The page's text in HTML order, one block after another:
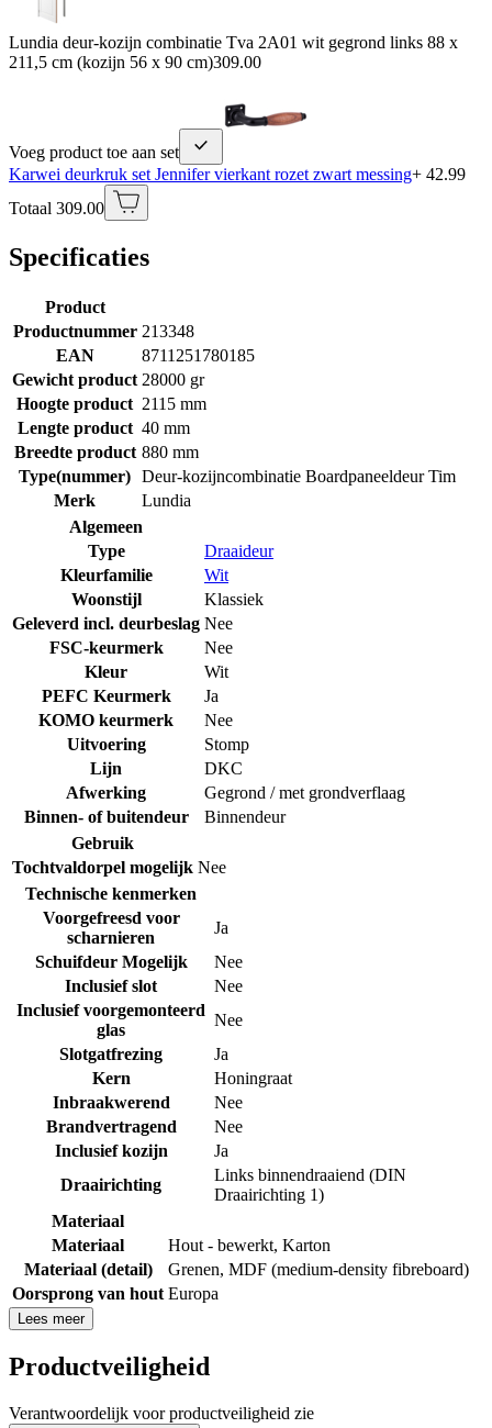
Lundia deur-kozijn combinatie Tva 2A01 wit gegrond links 88 x
211,5 cm (kozijn 56 x 90 cm)309.00
Voeg product toe aan set
Karwei deurkruk set Jennifer vierkant rozet zwart messing+ 42.99
Totaal 309.00
Specificaties
Product
Productnummer 213348
EAN
8711251780185
Gewicht product 28000 gr
Hoogte product 2115 mm
Lengte product 40 mm
Breedte product 880 mm
Type(nummer) Deur-kozijncombinatie Boardpaneeldeur Tim
Merk
Lundia
Algemeen
Type
Draaideur
Kleurfamilie
Wit
Woonstijl
Klassiek
Geleverd incl. deurbeslag Nee
FSC-keurmerk
Nee
Kleur
Wit
PEFC Keurmerk
Ja
KOMO keurmerk
Nee
Uitvoering
Stomp
Lijn
DKC
Afwerking
Gegrond / met grondverflaag
Binnen- of buitendeur
Binnendeur
Gebruik
Tochtvaldorpel mogelijk Nee
Technische kenmerken
Voorgefreesd voor
scharnieren
Ja
Schuifdeur Mogelijk
Nee
Inclusief slot
Nee
Inclusief voorgemonteerd
glas
Nee
Slotgatfrezing
Ja
Kern
Honingraat
Inbraakwerend
Nee
Brandvertragend
Nee
Inclusief kozijn
Ja
Draairichting
Links binnendraaiend (DIN
Draairichting 1)
Materiaal
Materiaal
Hout - bewerkt, Karton
Materiaal (detail)
Grenen, MDF (medium-density fibreboard)
Oorsprong van hout Europa
Lees meer
Productveiligheid
Verantwoordelijk voor productveiligheid zie